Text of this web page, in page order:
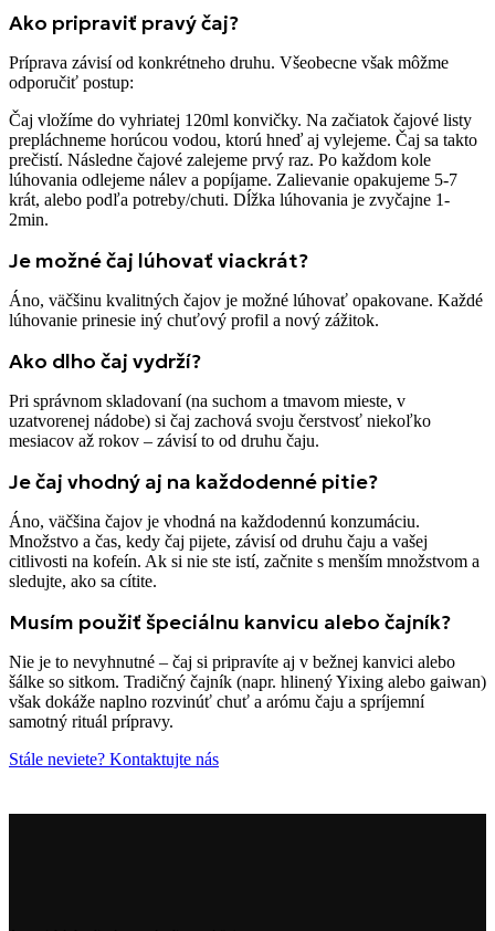
Ako pripraviť pravý čaj?
Príprava závisí od konkrétneho druhu. Všeobecne však môžme
odporučiť postup:
Čaj vložíme do vyhriatej 120ml konvičky. Na začiatok čajové listy
prepláchneme horúcou vodou, ktorú hneď aj vylejeme. Čaj sa takto
prečistí. Následne čajové zalejeme prvý raz. Po každom kole
lúhovania odlejeme nálev a popíjame. Zalievanie opakujeme 5-7
krát, alebo podľa potreby/chuti. Dĺžka lúhovania je zvyčajne 1-
2min.
Je možné čaj lúhovať viackrát?
Áno, väčšinu kvalitných čajov je možné lúhovať opakovane. Každé
lúhovanie prinesie iný chuťový profil a nový zážitok.
Ako dlho čaj vydrží?
Pri správnom skladovaní (na suchom a tmavom mieste, v
uzatvorenej nádobe) si čaj zachová svoju čerstvosť niekoľko
mesiacov až rokov – závisí to od druhu čaju.
Je čaj vhodný aj na každodenné pitie?
Áno, väčšina čajov je vhodná na každodennú konzumáciu.
Množstvo a čas, kedy čaj pijete, závisí od druhu čaju a vašej
citlivosti na kofeín. Ak si nie ste istí, začnite s menším množstvom a
sledujte, ako sa cítite.
Musím použiť špeciálnu kanvicu alebo čajník?
Nie je to nevyhnutné – čaj si pripravíte aj v bežnej kanvici alebo
šálke so sitkom. Tradičný čajník (napr. hlinený Yixing alebo gaiwan)
však dokáže naplno rozvinúť chuť a arómu čaju a spríjemní
samotný rituál prípravy.
Stále neviete? Kontaktujte nás